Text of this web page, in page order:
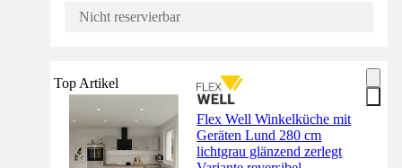
Nicht reservierbar
Top Artikel
Flex Well Winkelküche mit
Geräten Lund 280 cm
lichtgrau glänzend zerlegt